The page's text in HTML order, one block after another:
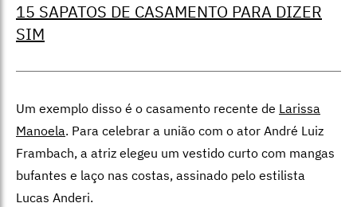
15 SAPATOS DE CASAMENTO PARA DIZER
SIM
Um exemplo disso é o casamento recente de Larissa
Manoela. Para celebrar a união com o ator André Luiz
Frambach, a atriz elegeu um vestido curto com mangas
bufantes e laço nas costas, assinado pelo estilista
Lucas Anderi.